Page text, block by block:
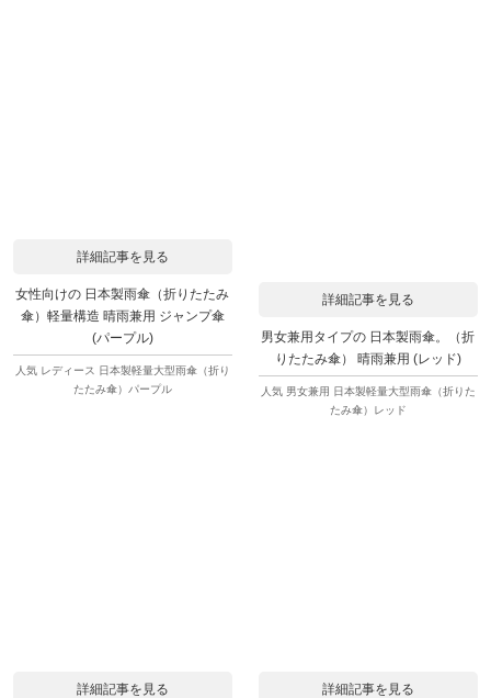
詳細記事を見る
女性向けの 日本製雨傘（折りたたみ
傘）軽量構造 晴雨兼用 ジャンプ傘
(パープル)
人気 レディース 日本製軽量大型雨傘（折り
たたみ傘）パープル
詳細記事を見る
男女兼用タイプの 日本製雨傘。（折
りたたみ傘） 晴雨兼用 (レッド)
人気 男女兼用 日本製軽量大型雨傘（折りた
たみ傘）レッド
詳細記事を見る 詳細記事を見る